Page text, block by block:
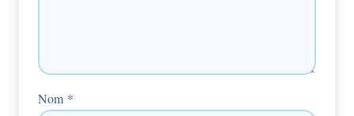
Nom *